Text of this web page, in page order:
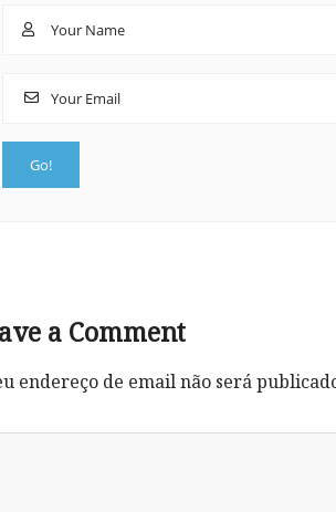
a Comment
endereço de email não será